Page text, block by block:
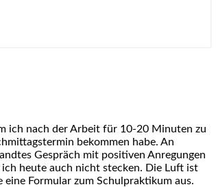
ich nach der Arbeit für 10-20 Minuten zu
bekommen habe. An
Gespräch mit positiven Anregungen
heute auch nicht stecken. Die Luft ist
Formular zum Schulpraktikum aus.